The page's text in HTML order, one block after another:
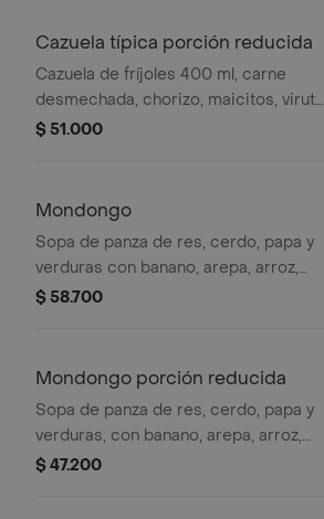
Cazuela típica porción reducida
Cazuela de fríjoles 400 ml, carne
desmechada, chorizo, maicitos, viruta
de papa, chicharrón, maduro, arroz,
$ 51.000
Mondongo
Sopa de panza de res, cerdo, papa y
verduras con banano, arepa, arroz,
aguacate, cilantro y limón.
$ 58.700
Mondongo porción reducida
Sopa de panza de res, cerdo, papa y
verduras, con banano, arepa, arroz,
aguacate, cilantro y limón. (foto
$ 47.200